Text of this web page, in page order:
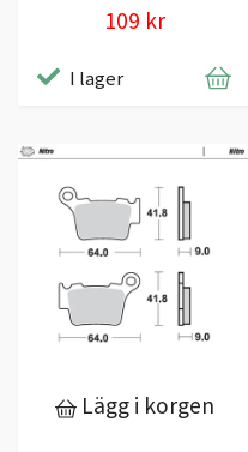
109 kr
I lager
Lägg i korgen